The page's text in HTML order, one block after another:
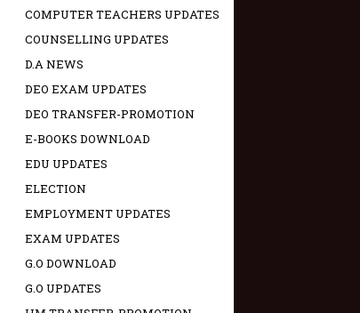
COMPUTER TEACHERS UPDATES
COUNSELLING UPDATES
D.A NEWS
DEO EXAM UPDATES
DEO TRANSFER-PROMOTION
E-BOOKS DOWNLOAD
EDU UPDATES
ELECTION
EMPLOYMENT UPDATES
EXAM UPDATES
G.O DOWNLOAD
G.O UPDATES